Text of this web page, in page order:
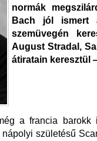
normák
Bach jól ismert
szemüvegén
August Stradal,
átiratain keresztül
a francia barokk
születésű